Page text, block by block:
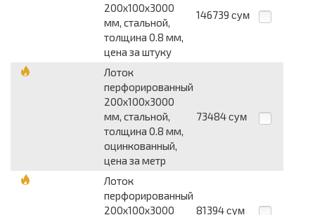
200х100х3000
мм, стальной,
толщина 0.8 мм,
цена за штуку
146739 сум
Лоток
перфорированный
200х100х3000
мм, стальной,
толщина 0.8 мм,
оцинкованный,
цена за метр
73484 сум
Лоток
перфорированный
200х100х3000
81394 сум